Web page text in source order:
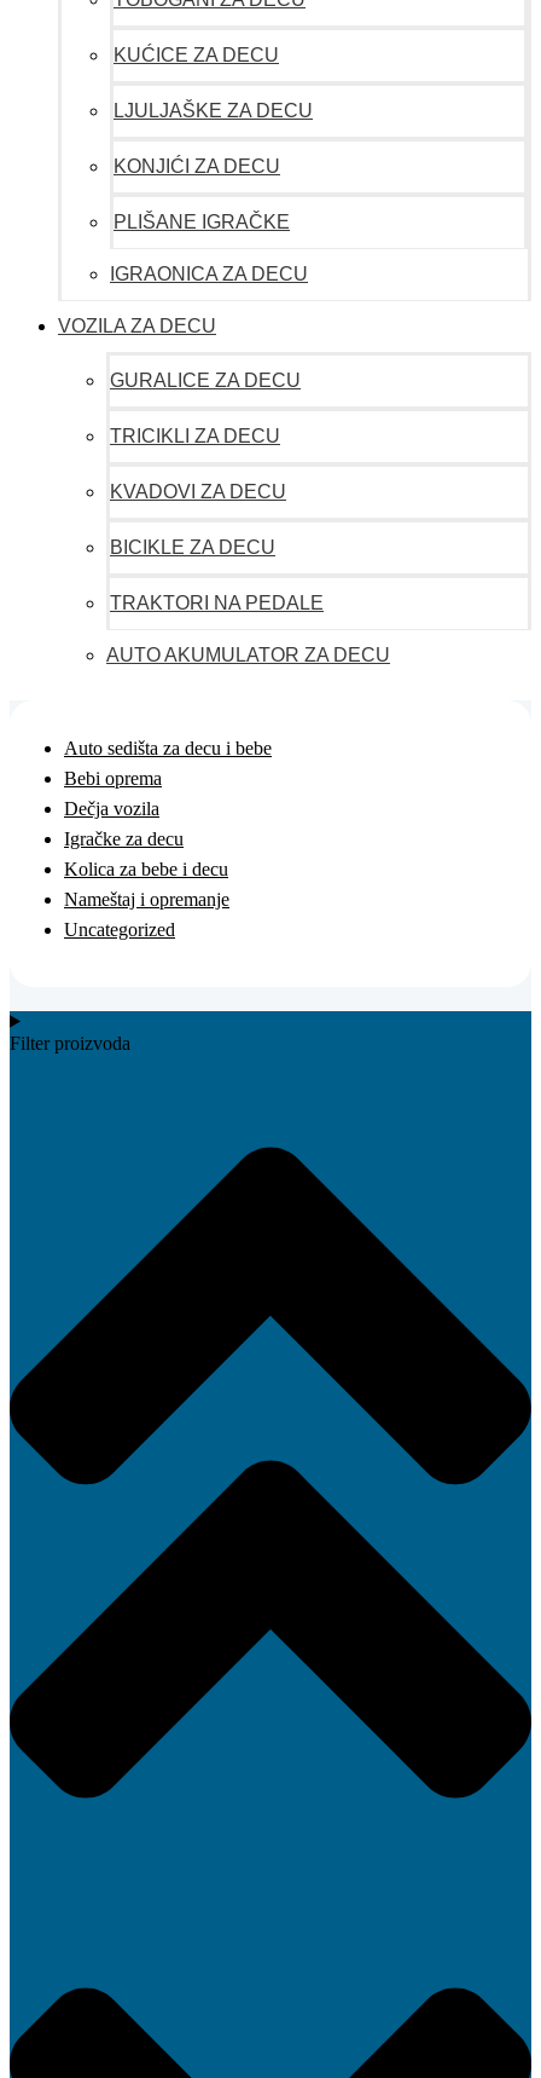
KUĆICE ZA DECU
LJULJAŠKE ZA DECU
KONJIĆI ZA DECU
PLIŠANE IGRAČKE
IGRAONICA ZA DECU
VOZILA ZA DECU
GURALICE ZA DECU
TRICIKLI ZA DECU
KVADOVI ZA DECU
BICIKLE ZA DECU
TRAKTORI NA PEDALE
AUTO AKUMULATOR ZA DECU
Auto sedišta za decu i bebe
Bebi oprema
Dečja vozila
Igračke za decu
Kolica za bebe i decu
Nameštaj i opremanje
Uncategorized
Filter proizvoda